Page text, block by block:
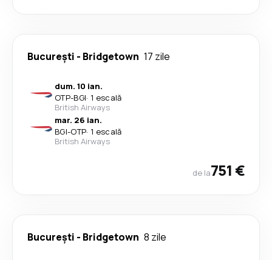
București - Bridgetown 17 zile
dum. 10 ian.
OTP-BGI· 1 escală
British Airways
mar. 26 ian.
BGI-OTP· 1 escală
British Airways
de la751 €
București - Bridgetown 8 zile